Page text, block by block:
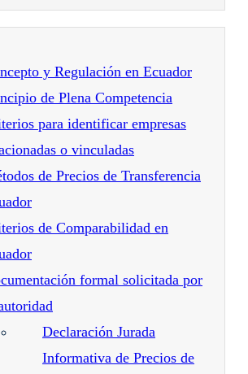
y Regulación en Ecuador
de Plena Competencia
para identificar empresas
o vinculadas
de Precios de Transferencia
de Comparabilidad en
formal solicitada por
Declaración Jurada
Informativa de Precios de